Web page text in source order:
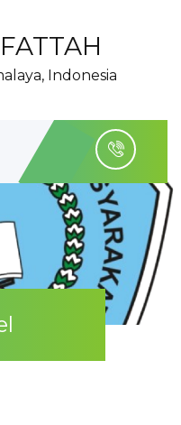
Indonesia